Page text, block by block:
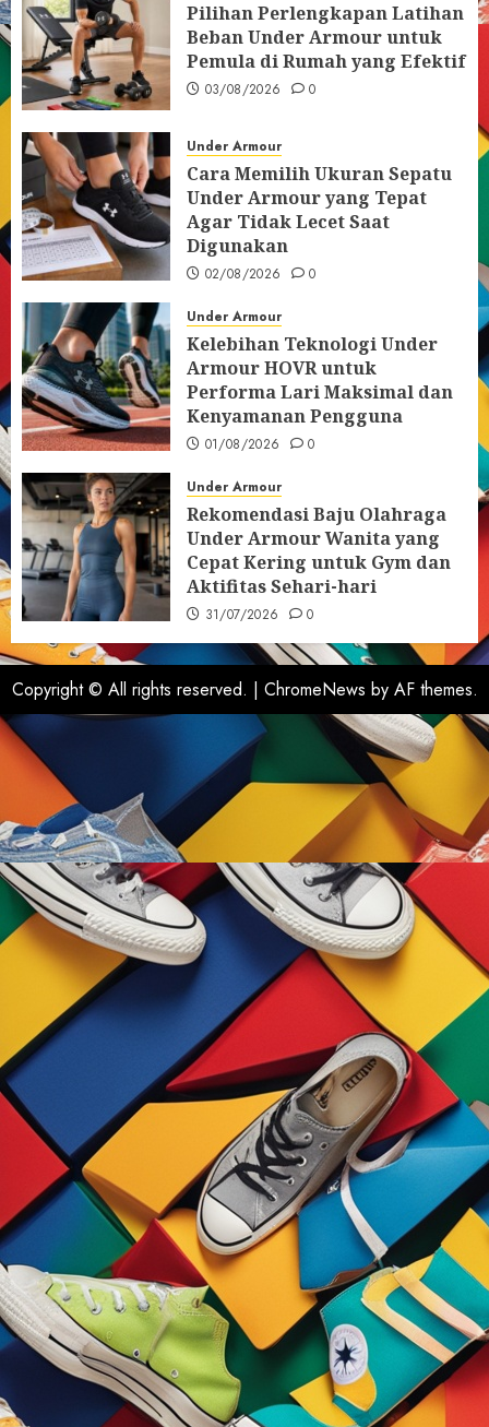
Pilihan Perlengkapan Latihan
Beban Under Armour untuk
Pemula di Rumah yang Efektif
03/08/2026 0
Under Armour
Cara Memilih Ukuran Sepatu
Under Armour yang Tepat
Agar Tidak Lecet Saat
Digunakan
02/08/2026 0
Under Armour
Kelebihan Teknologi Under
Armour HOVR untuk
Performa Lari Maksimal dan
Kenyamanan Pengguna
01/08/2026 0
Under Armour
Rekomendasi Baju Olahraga
Under Armour Wanita yang
Cepat Kering untuk Gym dan
Aktifitas Sehari-hari
31/07/2026 0
Copyright © All rights reserved. | ChromeNews by AF themes.